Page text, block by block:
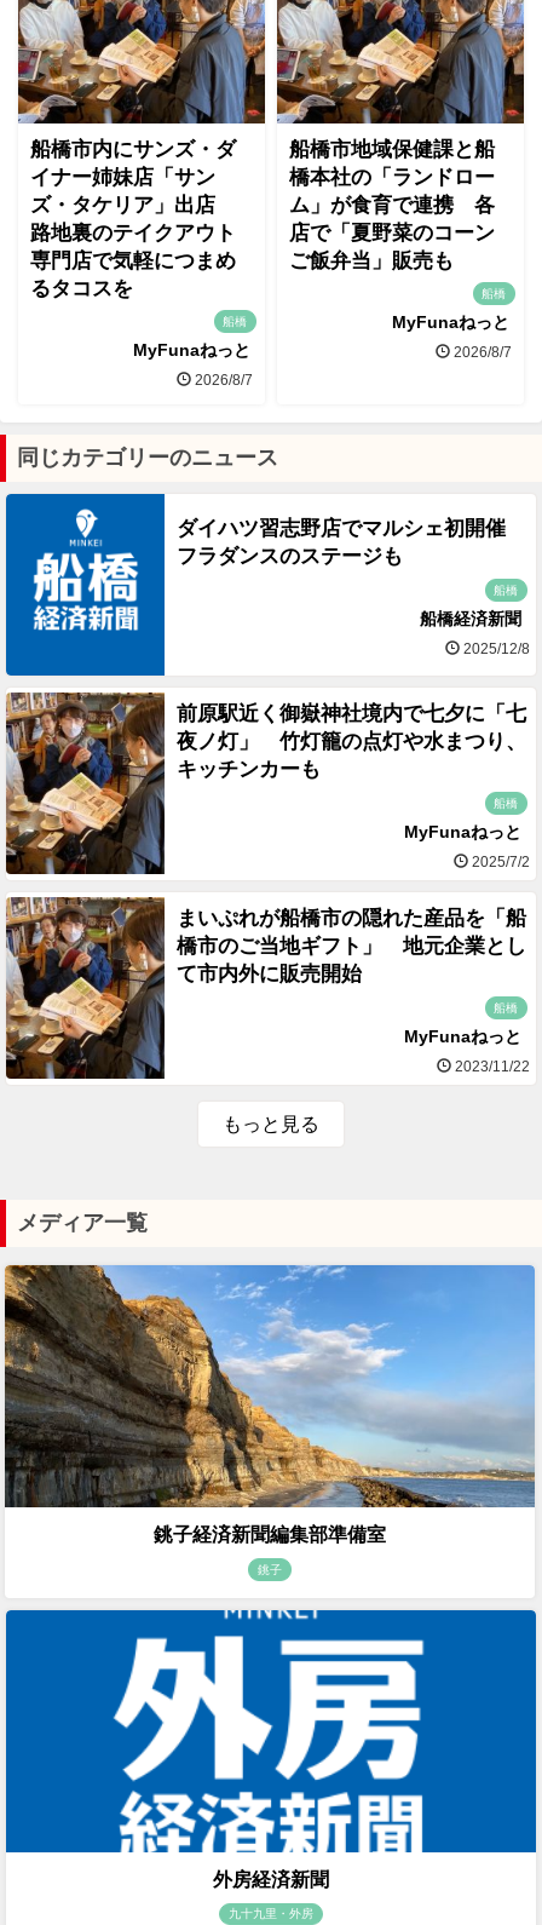
船橋市内にサンズ・ダ
イナー姉妹店「サン
ズ・タケリア」出店
路地裏のテイクアウト
専門店で気軽につまめ
るタコスを
船橋
MyFunaねっと
2026/8/7
船橋市地域保健課と船
橋本社の「ランドロー
ム」が食育で連携 各
店で「夏野菜のコーン
ご飯弁当」販売も
船橋
MyFunaねっと
2026/8/7
同じカテゴリーのニュース
ダイハツ習志野店でマルシェ初開催
フラダンスのステージも
船橋
船橋経済新聞
2025/12/8
前原駅近く御嶽神社境内で七夕に「七
夜ノ灯」 竹灯籠の点灯や水まつり、
キッチンカーも
船橋
MyFunaねっと
2025/7/2
まいぷれが船橋市の隠れた産品を「船
橋市のご当地ギフト」 地元企業とし
て市内外に販売開始
船橋
MyFunaねっと
2023/11/22
もっと見る
メディア一覧
銚子経済新聞編集部準備室
銚子
外房経済新聞
九十九里・外房